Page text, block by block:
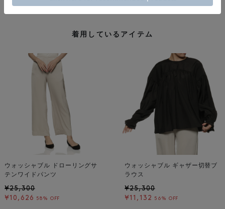
ATHENA NEW YORK
着用しているアイテム
ウォッシャブル ドローリングサ
テンワイドパンツ
¥25,300
¥10,626
58% OFF
ウォッシャブル ギャザー切替ブ
ラウス
¥25,300
¥11,132
56% OFF